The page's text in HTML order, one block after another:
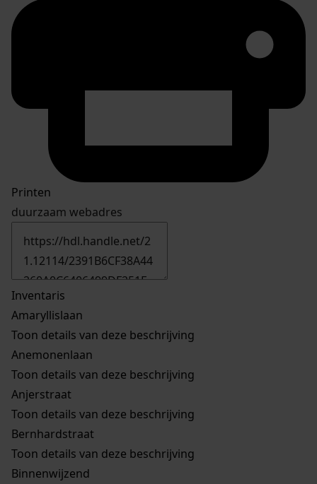
Printen
duurzaam webadres
Inventaris
Amaryllislaan
Toon details van deze beschrijving
Anemonenlaan
Toon details van deze beschrijving
Anjerstraat
Toon details van deze beschrijving
Bernhardstraat
Toon details van deze beschrijving
Binnenwijzend